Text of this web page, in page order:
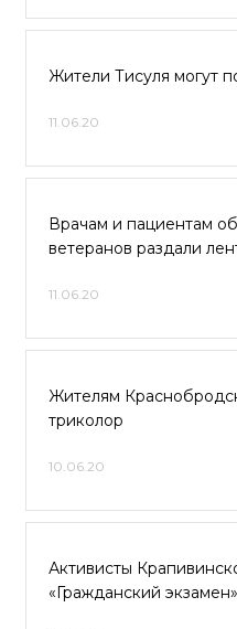
Жители Тисуля могут
11.06.20
Врачам и пациентам
ветеранов раздали
11.06.20
Жителям
триколор
10.06.20
Активисты
«Гражданский экзамен»